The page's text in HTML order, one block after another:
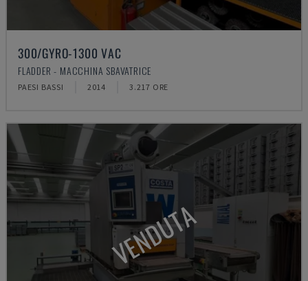
300/GYRO-1300 VAC
FLADDER - MACCHINA SBAVATRICE
PAESI BASSI 2014 3.217 ORE
VENDUTA